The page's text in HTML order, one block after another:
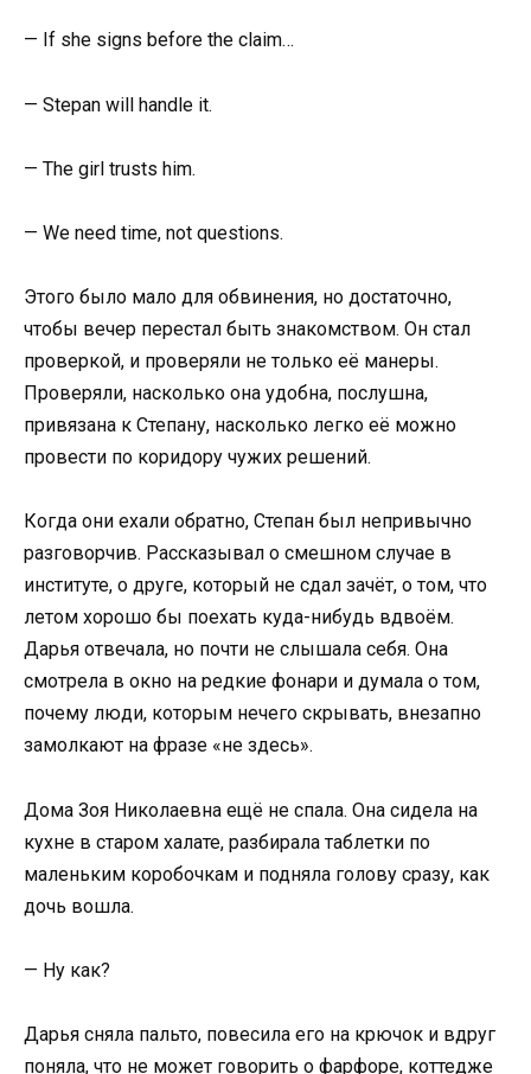
— If she signs before the claim…
— Stepan will handle it.
— The girl trusts him.
— We need time, not questions.
Этого было мало для обвинения, но достаточно,
чтобы вечер перестал быть знакомством. Он стал
проверкой, и проверяли не только её манеры.
Проверяли, насколько она удобна, послушна,
привязана к Степану, насколько легко её можно
провести по коридору чужих решений.
Когда они ехали обратно, Степан был непривычно
разговорчив. Рассказывал о смешном случае в
институте, о друге, который не сдал зачёт, о том, что
летом хорошо бы поехать куда-нибудь вдвоём.
Дарья отвечала, но почти не слышала себя. Она
смотрела в окно на редкие фонари и думала о том,
почему люди, которым нечего скрывать, внезапно
замолкают на фразе «не здесь».
Дома Зоя Николаевна ещё не спала. Она сидела на
кухне в старом халате, разбирала таблетки по
маленьким коробочкам и подняла голову сразу, как
дочь вошла.
— Ну как?
Дарья сняла пальто, повесила его на крючок и вдруг
поняла, что не может говорить о фарфоре, коттедже